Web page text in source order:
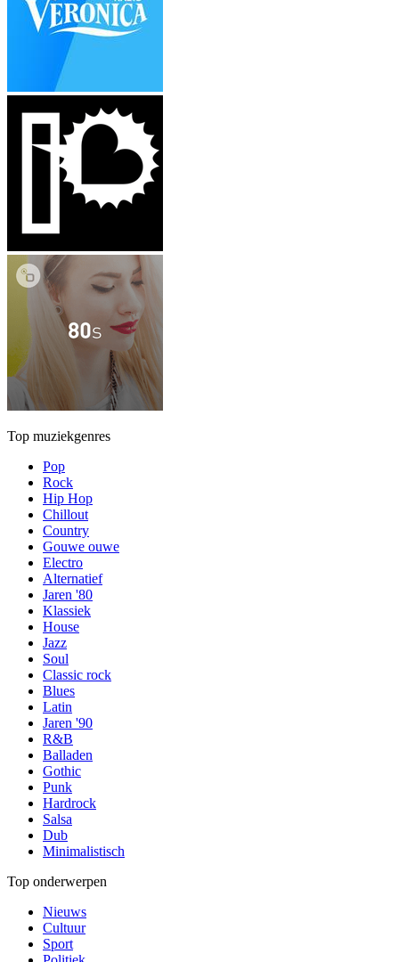
Top muziekgenres
Pop
Rock
Hip Hop
Chillout
Country
Gouwe ouwe
Electro
Alternatief
Jaren '80
Klassiek
House
Jazz
Soul
Classic rock
Blues
Latin
Jaren '90
R&B
Balladen
Gothic
Punk
Hardrock
Salsa
Dub
Minimalistisch
Top onderwerpen
Nieuws
Cultuur
Sport